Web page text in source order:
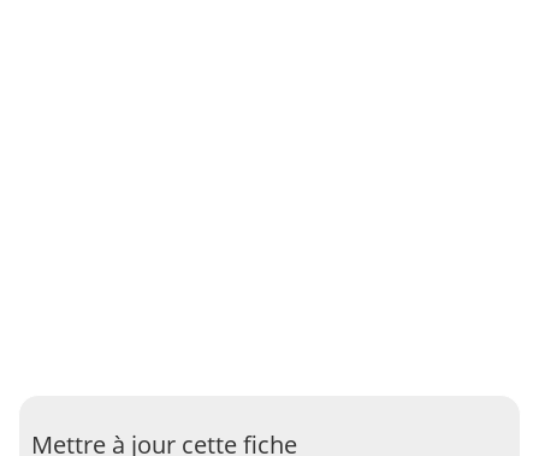
Mettre à jour cette fiche